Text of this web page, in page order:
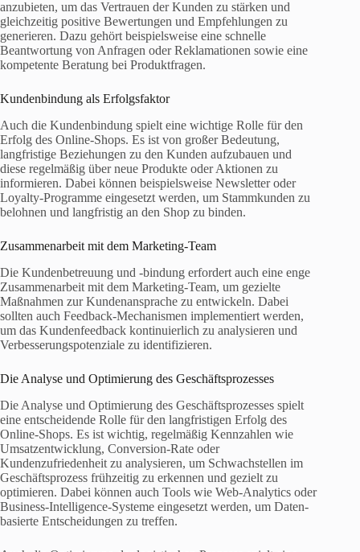
anzubieten, um das Vertrauen der Kunden zu stärken und
gleichzeitig positive Bewertungen und Empfehlungen zu
generieren. Dazu gehört beispielsweise eine schnelle
Beantwortung von Anfragen oder Reklamationen sowie eine
kompetente Beratung bei Produktfragen.
Kundenbindung als Erfolgsfaktor
Auch die Kundenbindung spielt eine wichtige Rolle für den
Erfolg des Online-Shops. Es ist von großer Bedeutung,
langfristige Beziehungen zu den Kunden aufzubauen und
diese regelmäßig über neue Produkte oder Aktionen zu
informieren. Dabei können beispielsweise Newsletter oder
Loyalty-Programme eingesetzt werden, um Stammkunden zu
belohnen und langfristig an den Shop zu binden.
Zusammenarbeit mit dem Marketing-Team
Die Kundenbetreuung und -bindung erfordert auch eine enge
Zusammenarbeit mit dem Marketing-Team, um gezielte
Maßnahmen zur Kundenansprache zu entwickeln. Dabei
sollten auch Feedback-Mechanismen implementiert werden,
um das Kundenfeedback kontinuierlich zu analysieren und
Verbesserungspotenziale zu identifizieren.
Die Analyse und Optimierung des Geschäftsprozesses
Die Analyse und Optimierung des Geschäftsprozesses spielt
eine entscheidende Rolle für den langfristigen Erfolg des
Online-Shops. Es ist wichtig, regelmäßig Kennzahlen wie
Umsatzentwicklung, Conversion-Rate oder
Kundenzufriedenheit zu analysieren, um Schwachstellen im
Geschäftsprozess frühzeitig zu erkennen und gezielt zu
optimieren. Dabei können auch Tools wie Web-Analytics oder
Business-Intelligence-Systeme eingesetzt werden, um Daten-
basierte Entscheidungen zu treffen.